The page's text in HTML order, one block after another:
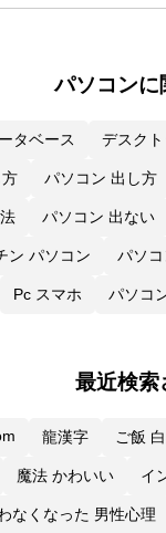
パソコンに
タベース デスク
パソコン 出し方
パソコン 出ない
ン パソコン パソ
Pc スマホ パソコ
最近検索
龍漢字 ご飯
魔法 かわいい イ
なくなった 男性心理